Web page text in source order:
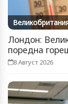
Лондон:
поредна
8 Август 2026